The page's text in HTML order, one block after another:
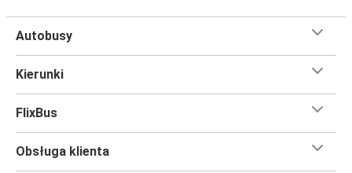
Autobusy
Kierunki
FlixBus
Obsługa klienta